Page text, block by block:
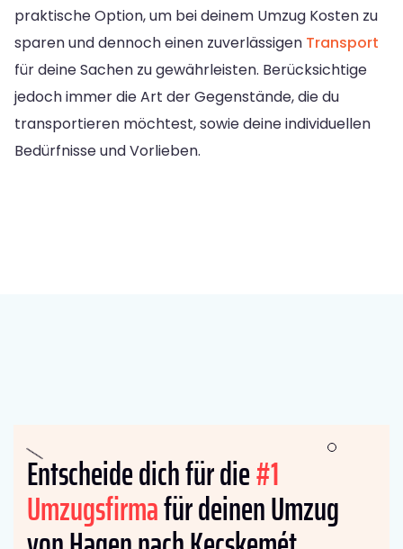
praktische Option, um bei deinem Umzug Kosten zu
sparen und dennoch einen zuverlässigen Transport
für deine Sachen zu gewährleisten. Berücksichtige
jedoch immer die Art der Gegenstände, die du
transportieren möchtest, sowie deine individuellen
Bedürfnisse und Vorlieben.
Entscheide dich für die#1
Umzugsfirmafür deinen Umzug